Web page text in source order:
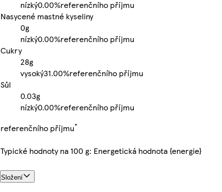
nízký0.00%referenčního příjmu
Nasycené mastné kyseliny
0g
nízký0.00%referenčního příjmu
Cukry
28g
vysoký31.00%referenčního příjmu
Sůl
0.03g
nízký0.00%referenčního příjmu
referenčního příjmu*
Typické hodnoty na 100 g: Energetická hodnota {energie}
Složení